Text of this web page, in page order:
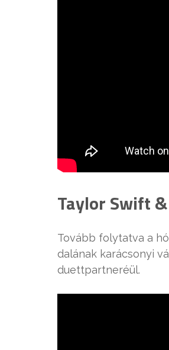
Taylor Swift
Tovább folytatva a
dalának karácsonyi
duettpartneréül.